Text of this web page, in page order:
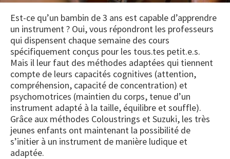
Est-ce qu’un bambin de 3 ans est capable d’apprendre
un instrument ? Oui, vous répondront les professeurs
qui dispensent chaque semaine des cours
spécifiquement conçus pour les tous.tes petit.e.s.
Mais il leur faut des méthodes adaptées qui tiennent
compte de leurs capacités cognitives (attention,
compréhension, capacité de concentration) et
psychomotrices (maintien du corps, tenue d’un
instrument adapté à la taille, équilibre et souffle).
Grâce aux méthodes Coloustrings et Suzuki, les très
jeunes enfants ont maintenant la possibilité de
s’initier à un instrument de manière ludique et
adaptée.